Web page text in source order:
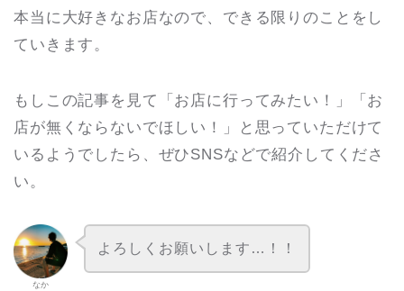
本当に大好きなお店なので、できる限りのことをし
ていきます。
もしこの記事を見て「お店に行ってみたい！」「お
店が無くならないでほしい！」と思っていただけて
いるようでしたら、ぜひSNSなどで紹介してくださ
い。
なか
よろしくお願いします…！！